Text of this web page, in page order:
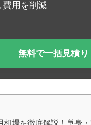
費用を削減
無料で一括見積り
場を徹底解説！単身